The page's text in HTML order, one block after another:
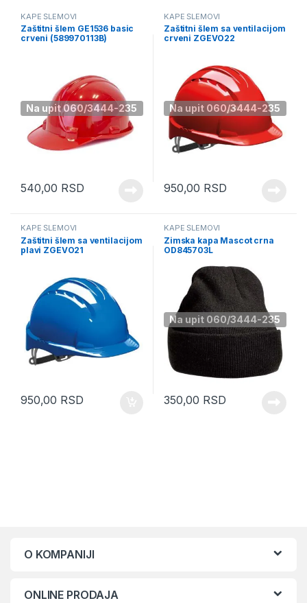
Na upit 060/3444-235
KAPE ŠLEMOVI
Zaštitni šlem GE1536 basic
crveni (589970113B)
540,00 RSD
Na upit 060/3444-235
KAPE ŠLEMOVI
Zaštitni šlem sa ventilacijom
crveni ZGEVO22
950,00 RSD
KAPE ŠLEMOVI
Zaštitni šlem sa ventilacijom
plavi ZGEVO21
950,00 RSD
Na upit 060/3444-235
KAPE ŠLEMOVI
Zimska kapa Mascot crna
OD845703L
350,00 RSD
O KOMPANIJI
ONLINE PRODAJA